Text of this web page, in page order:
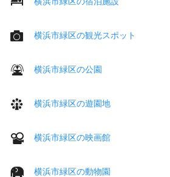
横浜市緑区の観光スポット
横浜市緑区の公園
横浜市緑区の遊園地
横浜市緑区の映画館
横浜市緑区の動物園